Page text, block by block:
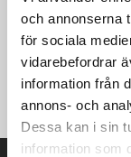
och annonserna
för sociala
vidarebefordrar
information från
annons- och
Dessa kan i sin
information som
passform och
för perfekt
Lägre front för
Silikonprint på
Sublimerad design